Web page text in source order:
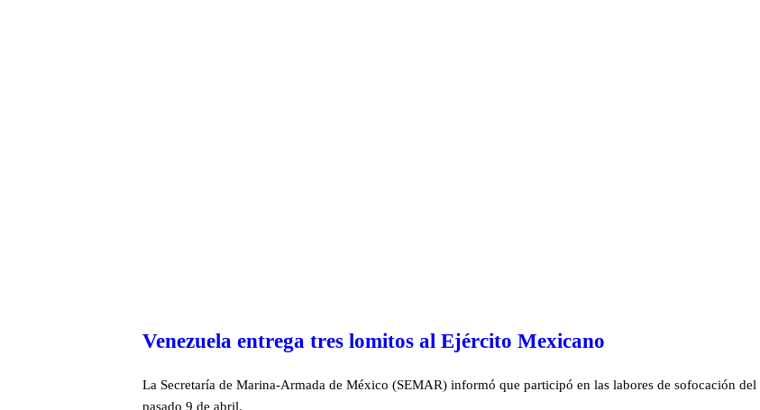
Venezuela entrega tres lomitos al Ejército Mexicano
La Secretaría de Marina-Armada de México (SEMAR) informó que participó en las labores de sofocación
pasado 9 de abril.